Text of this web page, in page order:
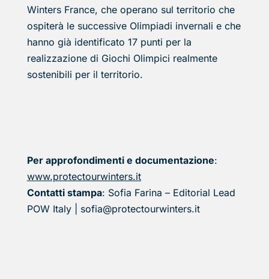
Winters France, che operano sul territorio che
ospiterà le successive Olimpiadi invernali e che
hanno già identificato 17 punti per la
realizzazione di Giochi Olimpici realmente
sostenibili per il territorio.
Per approfondimenti e documentazione:
www.protectourwinters.it
Contatti stampa: Sofia Farina – Editorial Lead
POW Italy | sofia@protectourwinters.it